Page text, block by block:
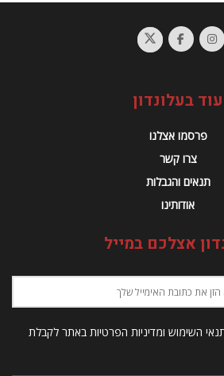
עוד בעלונדון
פרסמו אצלנו
צרו קשר
תנאים והגבלות
אודותינו
אצלכם במייל
השימוש ומדיניות הפרטיות באתר לקבלת